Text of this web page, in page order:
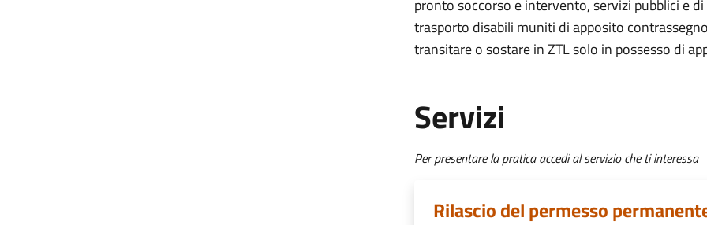
pronto soccorso e intervento, servizi pubblici e
trasporto disabili muniti di apposito
transitare o sostare in ZTL solo in possesso di
Servizi
Per presentare la pratica accedi al servizio che ti interessa
Rilascio del permesso